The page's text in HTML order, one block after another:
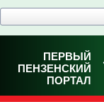
ПЕРВЫЙ
ПЕНЗЕНСКИЙ
ПОРТАЛ